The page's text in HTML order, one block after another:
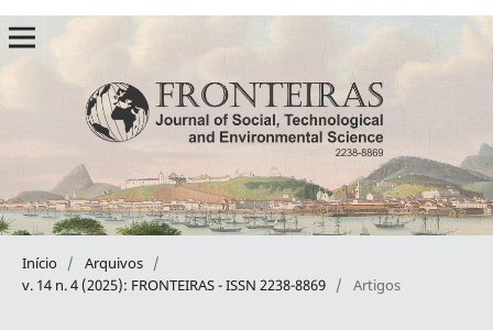
Início / Arquivos /
v. 14 n. 4 (2025): FRONTEIRAS - ISSN 2238-8869 / Artigos